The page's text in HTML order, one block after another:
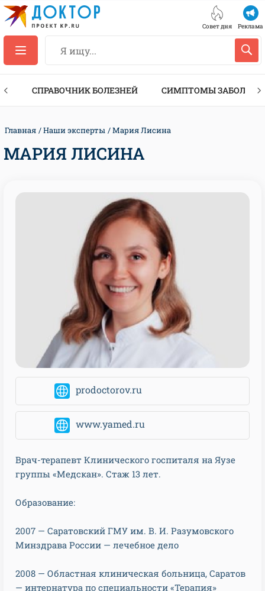
Совет дня Реклама
СПРАВОЧНИК БОЛЕЗНЕЙ СИМПТОМЫ
Главная Наши эксперты Мария Лисина
МАРИЯ ЛИСИНА
prodoctorov.ru
www.yamed.ru
Врач-терапевт Клинического госпиталя на Яузе
группы «Медскан». Стаж 13 лет.
Образование:
2007 — Саратовский ГМУ им. В. И. Разумовского
Минздрава России — лечебное дело
2008 — Областная клиническая больница, Саратов
— интернатура по специальности «Терапия»